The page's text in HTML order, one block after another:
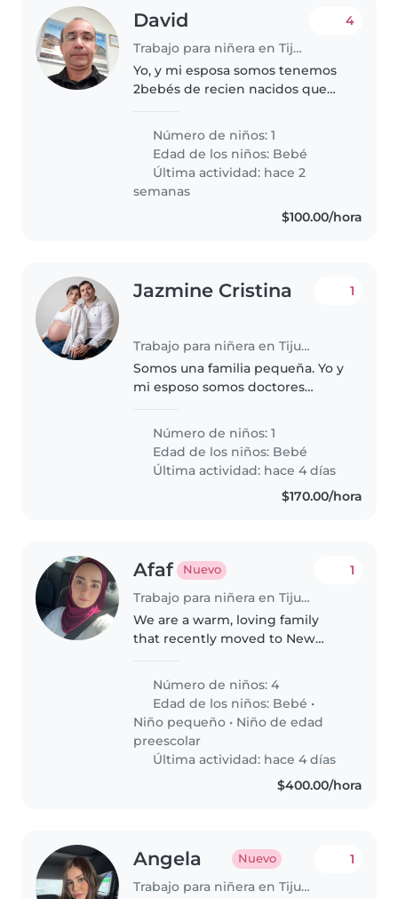
David
Trabajo para niñera en Tijuana
4
Yo, y mi esposa somos tenemos
2bebés de recien nacidos que
nuestros pequeños. Nuestro hijo
y hija son unas mezcla de
energía,..
Número de niños: 1
Edad de los niños: Bebé
Última actividad: hace 2
semanas
$100.00/hora
Jazmine Cristina
Trabajo para niñera en Tijuana
1
Somos una familia pequeña. Yo y
mi esposo somos doctores
Número de niños: 1
Edad de los niños: Bebé
Última actividad: hace 4 días
$170.00/hora
Afaf Nuevo
Trabajo para niñera en Tijuana
1
We are a warm, loving family
that recently moved to New
four wonderful children who
bring so much joy and energy to
our home. Our children are a 2-
month-old..
Número de niños: 4
Edad de los niños: Bebé •
Niño pequeño • Niño de edad
preescolar
Última actividad: hace 4 días
$400.00/hora
Angela Nuevo
Trabajo para niñera en Tijuana
1